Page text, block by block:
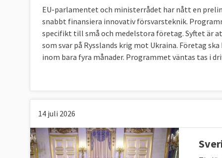
Här finns tre politiska nivåer och två
stats- och regeringscheferna möts, ska
unionen utsätts för. Det gör också
omvärldsanalys. Ministrarnas slutsatser och
ambassadörerna där varje land har en
och dess sekretariat kallat EU:s militär
7. Hur styrs EU:s civila missioner?
EU-parlamentet och ministerrådet har nått en
snabbt finansiera innovativ försvarsteknik.
specifikt till små och medelstora företag. Syftet är
som svar på Rysslands krig mot Ukraina. Företag
inom bara fyra månader. Programmet väntas tas i
14 juli 2026